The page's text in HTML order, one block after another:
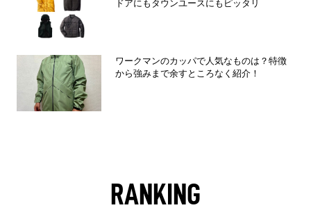
ドアにもタウンユースにもピッタリ
ワークマンのカッパで人気なものは？特徴
から強みまで余すところなく紹介！
RANKING